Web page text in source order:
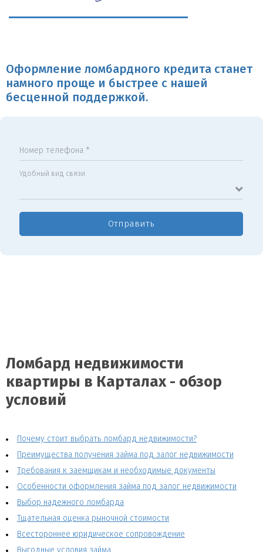
Оформление ломбардного кредита станет
намного проще и быстрее с нашей
бесценной поддержкой.
Номер телефона *
Удобный вид связи
Отправить
Ломбард недвижимости
квартиры в Карталах - обзор
условий
Почему стоит выбрать ломбард недвижимости?
Преимущества получения займа под залог недвижимости
Требования к заемщикам и необходимые документы
Особенности оформления займа под залог недвижимости
Выбор надежного ломбарда
Тщательная оценка рыночной стоимости
Всестороннее юридическое сопровождение
Выгодные условия займа